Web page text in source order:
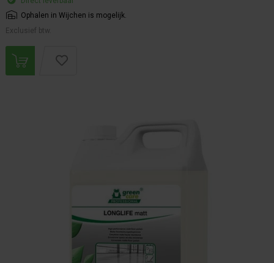
Ophalen in Wijchen is mogelijk.
Exclusief btw.